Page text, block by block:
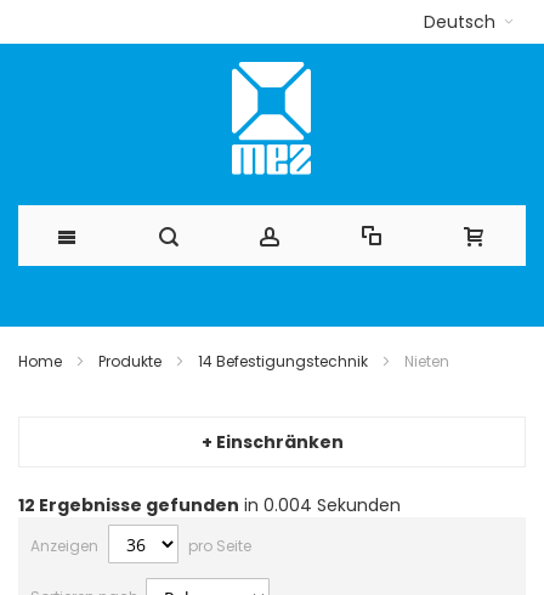
Deutsch
Home Produkte 14 Befestigungstechnik Nieten
+ Einschränken
12 Ergebnisse gefunden in 0.004 Sekunden
Anzeigen pro Seite